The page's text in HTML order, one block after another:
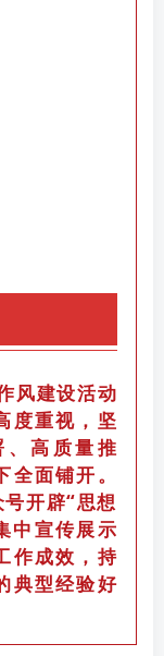
风建设活动
度重视，坚
高质量推
面铺开。
开辟“思想
中宣传展示
作成效，持
典型经验好